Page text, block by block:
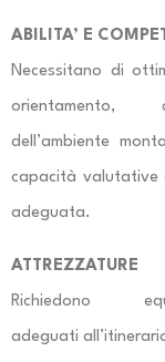
ABILITA’ E
Necessitano di
orientamento,
dell’ambiente
capacità valutative
adeguata.
ATTREZZATURE
Richiedono
adeguati